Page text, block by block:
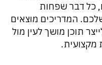
כל דבר שפחות
המדריכים מוצאים
תוכן מושך לעין מול
מקצועית.